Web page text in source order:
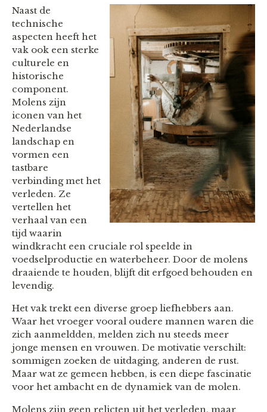
Naast de
technische
aspecten heeft het
vak ook een sterke
culturele en
historische
component.
Molens zijn
iconen van het
Nederlandse
landschap en
vormen een
tastbare
verbinding met het
verleden. Ze
vertellen het
verhaal van een
tijd waarin
windkracht een cruciale rol speelde in
voedselproductie en waterbeheer. Door de molens
draaiende te houden, blijft dit erfgoed behouden en
levendig.
Het vak trekt een diverse groep liefhebbers aan.
Waar het vroeger vooral oudere mannen waren die
zich aanmeldden, melden zich nu steeds meer
jonge mensen en vrouwen. De motivatie verschilt:
sommigen zoeken de uitdaging, anderen de rust.
Maar wat ze gemeen hebben, is een diepe fascinatie
voor het ambacht en de dynamiek van de molen.
Molens zijn geen relicten uit het verleden, maar